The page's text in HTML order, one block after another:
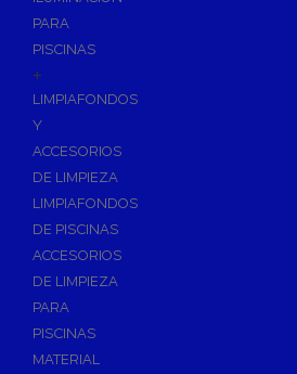
PARA
PISCINAS
+
LIMPIAFONDOS
Y
ACCESORIOS
DE LIMPIEZA
LIMPIAFONDOS
DE PISCINAS
ACCESORIOS
DE LIMPIEZA
PARA
PISCINAS
MATERIAL